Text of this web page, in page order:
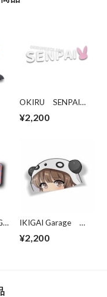
OKIRU SENPAI
¥2,200
IKIGAI Garage
¥2,200